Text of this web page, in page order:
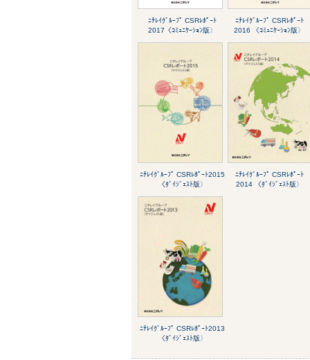
ﾆﾁﾚｲｸﾞﾙｰﾌﾟ CSRﾚﾎﾟｰﾄ
2017〈ｺﾐｭﾆｹｰｼｮﾝ版〉
ﾆﾁﾚｲｸﾞﾙｰﾌﾟ CSRﾚﾎﾟｰﾄ
2016 〈ｺﾐｭﾆｹｰｼｮﾝ版〉
ﾆﾁﾚｲｸﾞﾙｰﾌﾟ CSRﾚﾎﾟｰﾄ2015
〈ﾀﾞｲｼﾞｪｽﾄ版〉
ﾆﾁﾚｲｸﾞﾙｰﾌﾟ CSRﾚﾎﾟｰﾄ
2014 〈ﾀﾞｲｼﾞｪｽﾄ版〉
ﾆﾁﾚｲｸﾞﾙｰﾌﾟ CSRﾚﾎﾟｰﾄ2013
〈ﾀﾞｲｼﾞｪｽﾄ版〉